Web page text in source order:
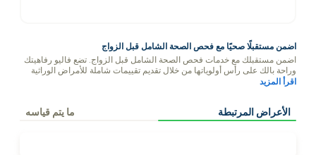
اضمن مستقبلًا صحيًا مع فحص الصحة الشامل قبل الزواج
اضمن مستقبلك مع خدمات فحص الصحة الشامل قبل الزواج. تضع فاليو رفاهيتك
وراحة بالك على رأس أولوياتها من خلال تقديم تقييمات شاملة للأمراض الوراثية
والمعدية والمزمنة. توفر اختباراتنا الحديثة والاستشارات الشخصية لك ولشريكك
أكثر إشراقًا وصحة. استثمر في قصة حبك - حدد موعدًا لفحص الصحة قبل الزواج
اليوم واتخذ الخطوة الأولى نحو حياة مليئة بالعافية والسعادة.
اقرأ المزيد
الأعراض المرتبطة ما يتم قياسه